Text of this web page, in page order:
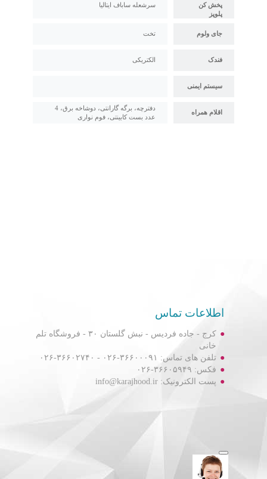
پخش کن
پلوپز
سرشعله ساباف ایتالیا
جای ولوم تخت
فندک الکتریکی
سیستم ایمنی
اقلام همراه
دفترچه، برگه گارانتی، دوشاخه برق، 4
عدد بست کابینتی، فوم نواری
اطلاعات تماس
کرج - جاده فردیس - نبش گلستان ۳۰ - فروشگاه تلم
خانی
تلفن های تماس: ۳۶۶۰۰۰۹۱-۰۲۶ - ۳۶۶۰۲۷۴۰-۰۲۶
فکس: ۳۶۶۰۵۹۴۹-۰۲۶
پست الکترونیک: info@karajhood.ir